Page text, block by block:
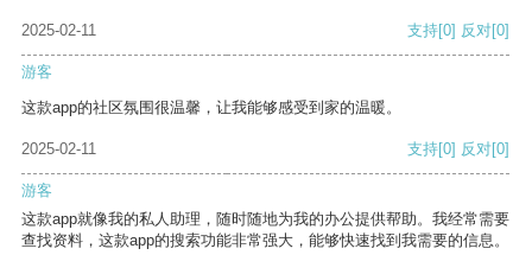
2025-02-11 支持[0] 反对[0]
游客
这款app的社区氛围很温馨，让我能够感受到家的温暖。
2025-02-11 支持[0] 反对[0]
游客
这款app就像我的私人助理，随时随地为我的办公提供帮助。我经常需要
查找资料，这款app的搜索功能非常强大，能够快速找到我需要的信息。